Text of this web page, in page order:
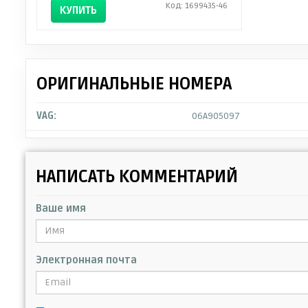
КУПИТЬ Код: 1699435-46
ОРИГИНАЛЬНЫЕ НОМЕРА
VAG: 06A905097
НАПИСАТЬ КОММЕНТАРИЙ
Ваше имя
Электронная почта